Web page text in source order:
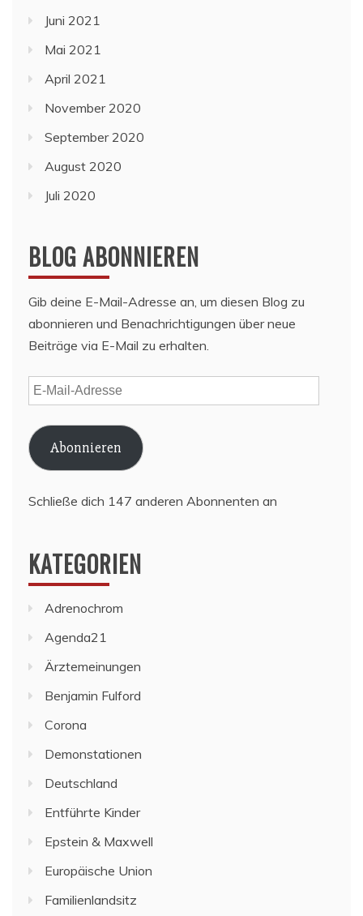
Juni 2021
Mai 2021
April 2021
November 2020
September 2020
August 2020
Juli 2020
BLOG ABONNIEREN
Gib deine E-Mail-Adresse an, um diesen Blog zu
abonnieren und Benachrichtigungen über neue
Beiträge via E-Mail zu erhalten.
E-
Mail-
Adresse
Abonnieren
Schließe dich 147 anderen Abonnenten an
KATEGORIEN
Adrenochrom
Agenda21
Ärztemeinungen
Benjamin Fulford
Corona
Demonstationen
Deutschland
Entführte Kinder
Epstein & Maxwell
Europäische Union
Familienlandsitz